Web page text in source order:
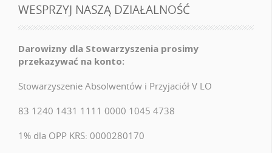
WESPRZYJ NASZĄ DZIAŁALNOŚĆ
Darowizny dla Stowarzyszenia prosimy
przekazywać na konto:
Stowarzyszenie Absolwentów i Przyjaciół V LO
83 1240 1431 1111 0000 1045 4738
1% dla OPP KRS: 0000280170